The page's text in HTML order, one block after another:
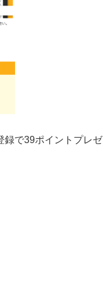
録で39ポイントプレゼ